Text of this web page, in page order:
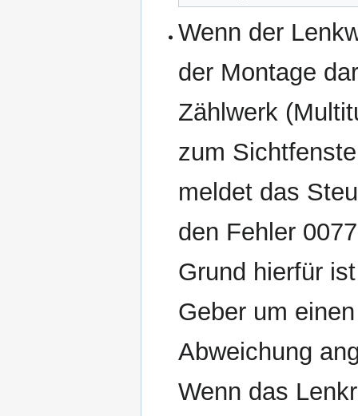
Wenn der
der Montage
Zählwerk
zum
meldet das
den Fehler
Grund hierfür
Geber um
Abweichung
Wenn das